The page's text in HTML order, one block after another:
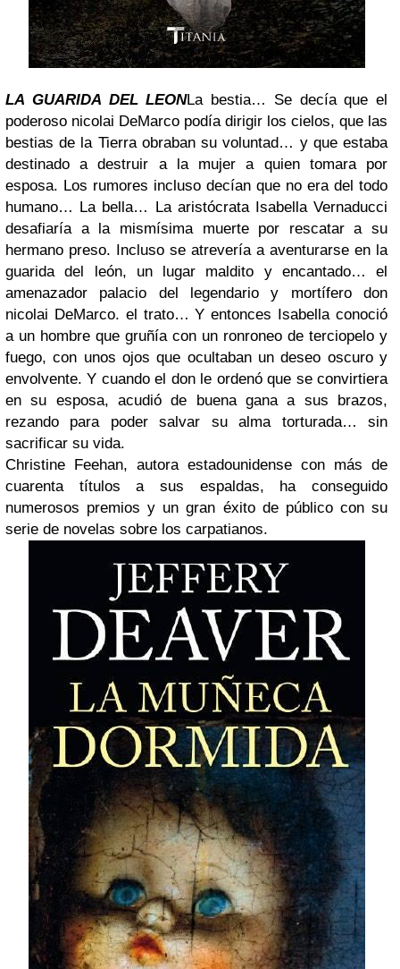
LA GUARIDA DEL LEONLa bestia… Se decía que el
poderoso nicolai DeMarco podía dirigir los cielos, que las
bestias de la Tierra obraban su voluntad… y que estaba
destinado a destruir a la mujer a quien tomara por
esposa. Los rumores incluso decían que no era del todo
humano… La bella… La aristócrata Isabella Vernaducci
desafiaría a la mismísima muerte por rescatar a su
hermano preso. Incluso se atrevería a aventurarse en la
guarida del león, un lugar maldito y encantado… el
amenazador palacio del legendario y mortífero don
nicolai DeMarco. el trato… Y entonces Isabella conoció
a un hombre que gruñía con un ronroneo de terciopelo y
fuego, con unos ojos que ocultaban un deseo oscuro y
envolvente. Y cuando el don le ordenó que se convirtiera
en su esposa, acudió de buena gana a sus brazos,
rezando para poder salvar su alma torturada… sin
sacrificar su vida.
Christine Feehan, autora estadounidense con más de
cuarenta títulos a sus espaldas, ha conseguido
numerosos premios y un gran éxito de público con su
serie de novelas sobre los carpatianos.